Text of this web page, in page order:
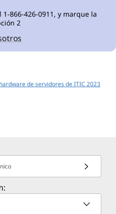
1-866-426-0911, y marque la
2
de servidores de ITIC 2023